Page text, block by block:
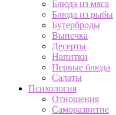
Блюда из мяса
Блюда из рыбы
Бутерброды
Выпечка
Десерты
Напитки
Первые блюда
Салаты
Психология
Отношения
Саморазвитие